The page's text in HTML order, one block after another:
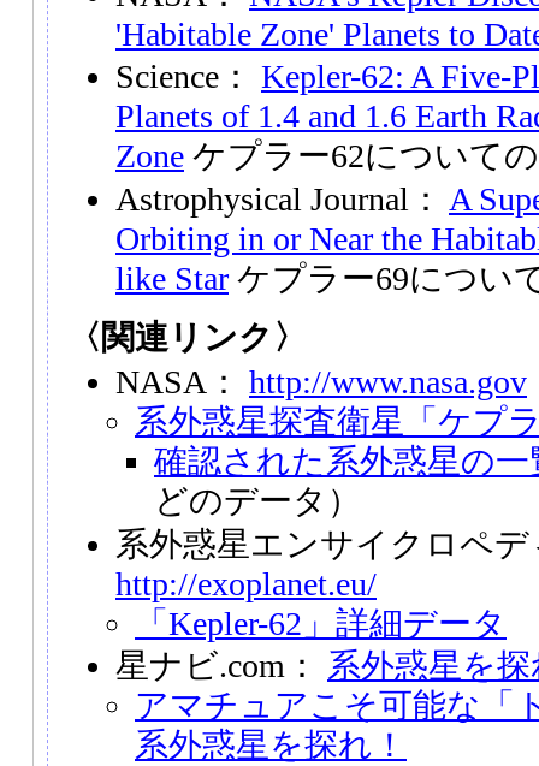
'Habitable Zone' Planets to
Science： Kepler-62: A Five-
Planets of 1.4 and 1.6 Earth
Zone ケプラー62について
Astrophysical Journal： A
Orbiting in or Near the
like Star ケプラー69につい
〈関連リンク〉
NASA： http://www.nasa.gov
系外惑星探査衛星「ケプ
確認された系外惑星の一
どのデータ）
系外惑星エンサイクロペデ
http://exoplanet.eu/
「Kepler-62」詳細データ
星ナビ.com： 系外惑星を
アマチュアこそ可能な「
系外惑星を探れ！